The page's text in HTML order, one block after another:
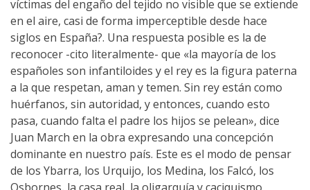
víctimas del engaño del tejido no visible que se extiende
en el aire, casi de forma imperceptible desde hace
siglos en España?. Una respuesta posible es la de
reconocer -cito literalmente- que «la mayoría de los
españoles son infantiloides y el rey es la figura paterna
a la que respetan, aman y temen. Sin rey están como
huérfanos, sin autoridad, y entonces, cuando esto
pasa, cuando falta el padre los hijos se pelean», dice
Juan March en la obra expresando una concepción
dominante en nuestro país. Este es el modo de pensar
de los Ybarra, los Urquijo, los Medina, los Falcó, los